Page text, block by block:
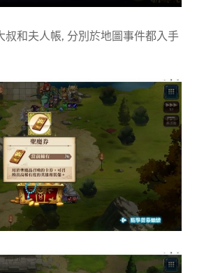
叔和夫人帳, 分別於地圖事件都入手